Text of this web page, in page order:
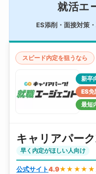
就活エ
ES添削・面接対策
スピード内定を狙うなら
新卒
ES免
最短
キャリアパー
早く内定がほしい人向け
公式サイト4.9★★★★★